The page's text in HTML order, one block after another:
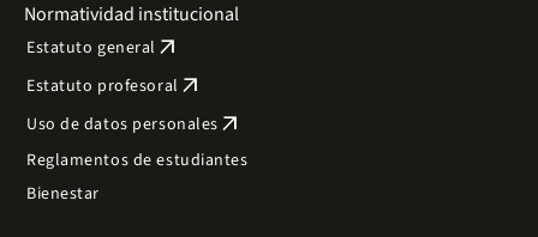
Normatividad institucional
Estatuto general arrow_outward
Estatuto profesoral arrow_outward
Uso de datos personales arrow_outward
Reglamentos de estudiantes
Bienestar